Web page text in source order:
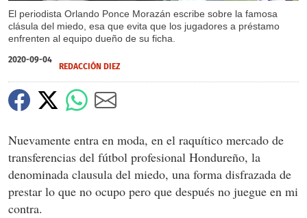
El periodista Orlando Ponce Morazán escribe sobre la famosa
clásula del miedo, esa que evita que los jugadores a préstamo
enfrenten al equipo dueño de su ficha.
2020-09-04
REDACCIÓN DIEZ
Nuevamente entra en moda, en el raquítico mercado de
transferencias del fútbol profesional Hondureño, la
denominada clausula del miedo, una forma disfrazada de
prestar lo que no ocupo pero que después no juegue en mi
contra.